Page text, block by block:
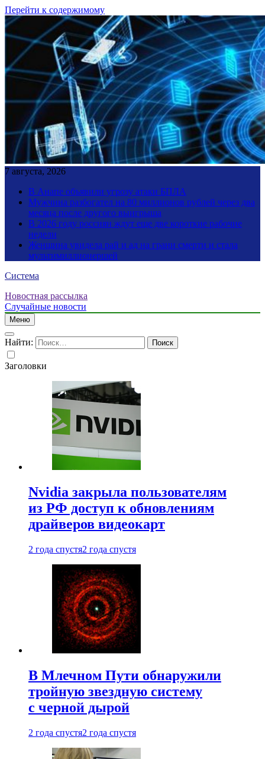
Перейти к содержимому
7 августа, 2026
В Анапе объявили угрозу атаки БПЛА
Мужчина разбогател на 80 миллионов рублей через два
месяца после другого выигрыша
В 2026 году россиян ждут еще две короткие рабочие
недели
Женщина увидела рай и ад на грани смерти и стала
мультимиллионершей
Система
Новостная рассылка
Случайные новости
Меню
Найти:
Заголовки
Nvidia закрыла пользователям
из РФ доступ к обновлениям
драйверов видеокарт
2 года спустя2 года спустя
В Млечном Пути обнаружили
тройную звездную систему
с черной дырой
2 года спустя2 года спустя